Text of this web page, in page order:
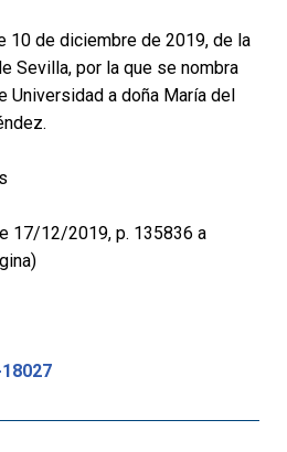
10 de diciembre de 2019, de la
Sevilla, por la que se nombra
Universidad a doña María del
17/12/2019, p. 135836 a